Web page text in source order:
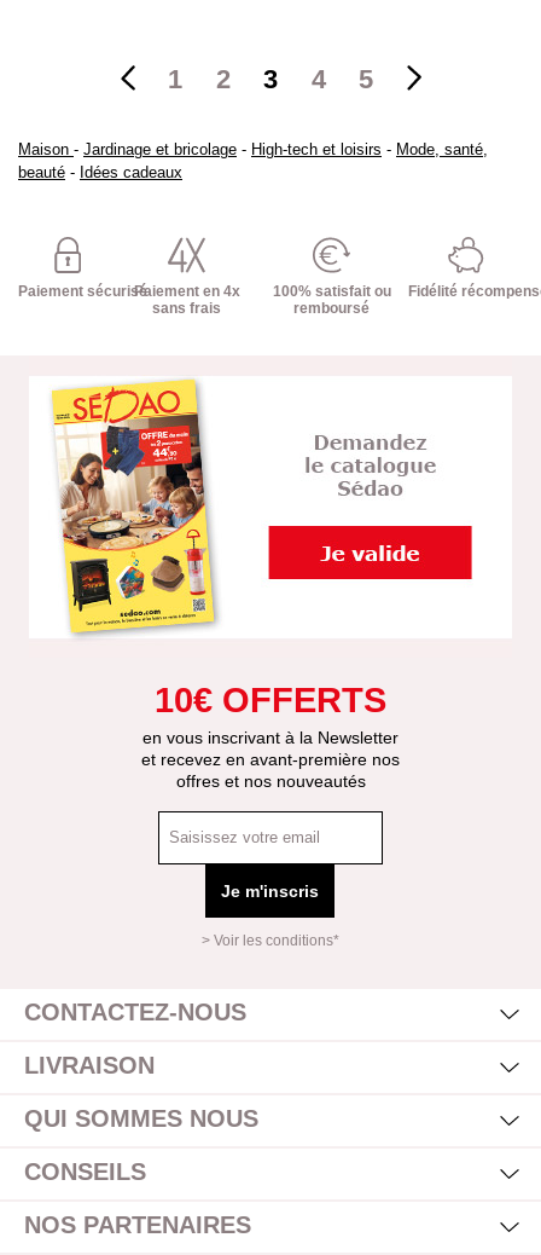
1 2 3 4 5
Maison - Jardinage et bricolage - High-tech et loisirs - Mode, santé,
beauté - Idées cadeaux
Paiement sécuriséPaiement en 4x
sans frais
100% satisfait ou
remboursé
Fidélité
10€ OFFERTS
en vous inscrivant à la Newsletter
et recevez en avant-première nos
offres et nos nouveautés
Je m'inscris
> Voir les conditions*
CONTACTEZ-NOUS
LIVRAISON
QUI SOMMES NOUS
CONSEILS
NOS PARTENAIRES